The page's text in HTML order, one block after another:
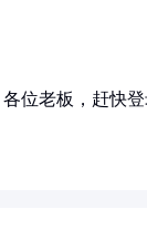
位老板，赶快